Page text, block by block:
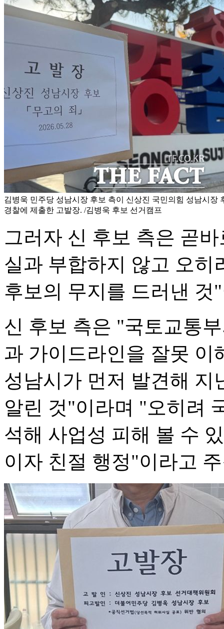
김병욱 민주당 성남시장 후보 측이 신상진 국민의힘 성남시장
경찰에 제출한 고발장. /김병욱 후보 선거캠프
그러자 신 후보 측은 곧
실과 부합하지 않고 오히
후보의 무지를 드러낸 것
신 후보 측은 "국토교통
과 가이드라인을 잘못 이
성남시가 먼저 발견해 지
알린 것"이라며 "오히려
석해 사업성 피해 볼 수
이자 친절 행정"이라고